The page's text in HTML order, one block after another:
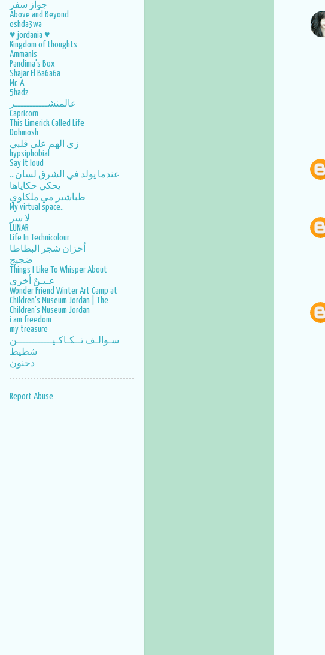
جواز سفر
Above and Beyond
eshda3wa
♥ jordania ♥
Kingdom of thoughts
Ammanis
Pandima's Box
Shajar El Ba6a6a
Mr. A
5hadz
عالمنشـــــــــــر
Capricorn
This Limerick Called Life
Dohmosh
زي الهم على قلبي
hypsiphobial
Say it loud
عندما يولد في الشرق لسان...
يحكي حكاياها
طباشير مي ملكاوي
My virtual space..
لا سر
LUNAR
Life In Technicolour
أحزان شجر البطاطا
ضجيج
Things I Like To Whisper About
عـيـنٌ أخرى
Wonder Friend Winter Art Camp at
Children's Museum Jordan | The
Children's Museum Jordan
i am freedom
my treasure
سـوالـف تــكـاكـيــــــــــــن
شطيط
دحنون
Report Abuse